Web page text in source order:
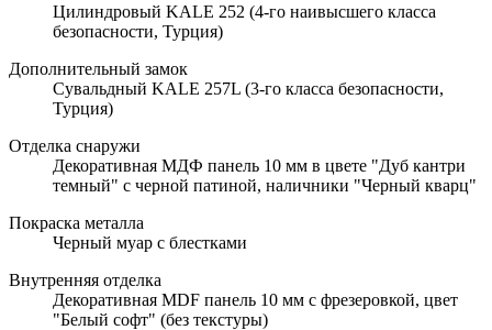
Цилиндровый KALE 252 (4-го наивысшего класса
безопасности, Турция)
Дополнительный замок
Сувальдный KALE 257L (3-го класса безопасности,
Турция)
Отделка снаружи
Декоративная МДФ панель 10 мм в цвете "Дуб кантри
темный" с черной патиной, наличники "Черный кварц"
Покраска металла
Черный муар с блестками
Внутренняя отделка
Декоративная MDF панель 10 мм с фрезеровкой, цвет
"Белый софт" (без текстуры)